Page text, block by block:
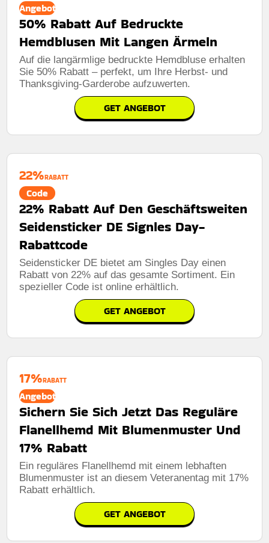
Angebot
50% Rabatt Auf Bedruckte
Hemdblusen Mit Langen Ärmeln
Auf die langärmlige bedruckte Hemdbluse erhalten
Sie 50% Rabatt – perfekt, um Ihre Herbst- und
Thanksgiving-Garderobe aufzuwerten.
GET ANGEBOT
22%RABATT
Code
22% Rabatt Auf Den Geschäftsweiten
Seidensticker DE Signles Day-
Rabattcode
Seidensticker DE bietet am Singles Day einen
Rabatt von 22% auf das gesamte Sortiment. Ein
spezieller Code ist online erhältlich.
GET ANGEBOT
17%RABATT
Angebot
Sichern Sie Sich Jetzt Das Reguläre
Flanellhemd Mit Blumenmuster Und
17% Rabatt
Ein reguläres Flanellhemd mit einem lebhaften
Blumenmuster ist an diesem Veteranentag mit 17%
Rabatt erhältlich.
GET ANGEBOT